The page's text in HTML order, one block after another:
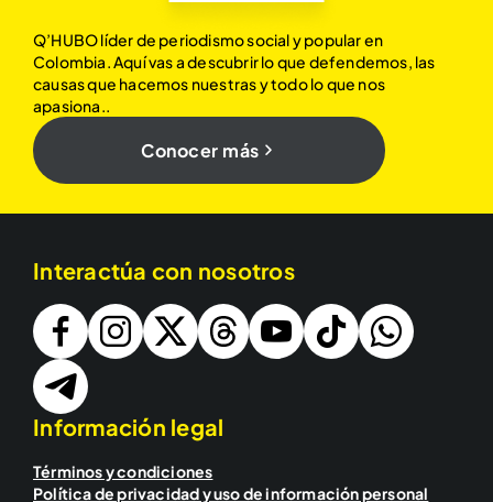
Q’HUBO líder de periodismo social y popular en
Colombia. Aquí vas a descubrir lo que defendemos, las
causas que hacemos nuestras y todo lo que nos
apasiona..
Conocer más
Interactúa con nosotros
Información legal
Términos y condiciones
Política de privacidad y uso de información personal